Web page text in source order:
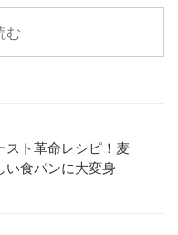
む
スト革命レシピ！麦
い食パンに大変身